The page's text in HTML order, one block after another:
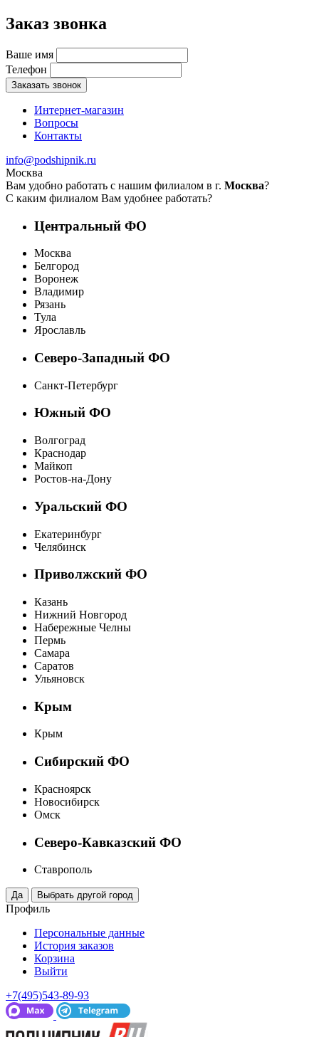
Заказ звонка
Ваше имя
Телефон
Заказать звонок
Интернет-магазин
Вопросы
Контакты
info@podshipnik.ru
Москва
Вам удобно работать с нашим филиалом в г. Москва?
С каким филиалом Вам удобнее работать?
Центральный ФО
Москва
Белгород
Воронеж
Владимир
Рязань
Тула
Ярославль
Северо-Западный ФО
Санкт-Петербург
Южный ФО
Волгоград
Краснодар
Майкоп
Ростов-на-Дону
Уральский ФО
Екатеринбург
Челябинск
Приволжский ФО
Казань
Нижний Новгород
Набережные Челны
Пермь
Самара
Саратов
Ульяновск
Крым
Крым
Сибирский ФО
Красноярск
Новосибирск
Омск
Северо-Кавказский ФО
Ставрополь
Профиль
Персональные данные
История заказов
Корзина
Выйти
+7(495)543-89-93